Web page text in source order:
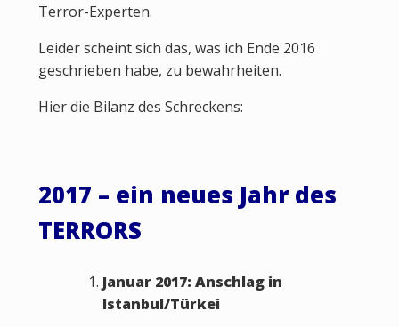
Terror-Experten.
Leider scheint sich das, was ich Ende 2016
geschrieben habe, zu bewahrheiten.
Hier die Bilanz des Schreckens:
2017 – ein neues Jahr des
TERRORS
Januar 2017: Anschlag in
Istanbul/Türkei